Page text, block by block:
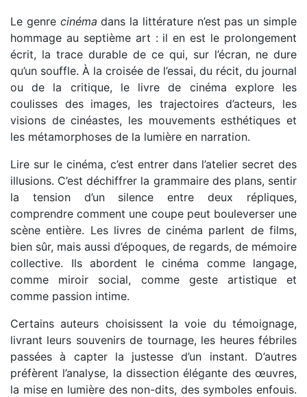
Le genre cinéma dans la littérature n’est pas un simple
hommage au septième art : il en est le prolongement
écrit, la trace durable de ce qui, sur l’écran, ne dure
qu’un souffle. À la croisée de l’essai, du récit, du journal
ou de la critique, le livre de cinéma explore les
coulisses des images, les trajectoires d’acteurs, les
visions de cinéastes, les mouvements esthétiques et
les métamorphoses de la lumière en narration.
Lire sur le cinéma, c’est entrer dans l’atelier secret des
illusions. C’est déchiffrer la grammaire des plans, sentir
la tension d’un silence entre deux répliques,
comprendre comment une coupe peut bouleverser une
scène entière. Les livres de cinéma parlent de films,
bien sûr, mais aussi d’époques, de regards, de mémoire
collective. Ils abordent le cinéma comme langage,
comme miroir social, comme geste artistique et
comme passion intime.
Certains auteurs choisissent la voie du témoignage,
livrant leurs souvenirs de tournage, les heures fébriles
passées à capter la justesse d’un instant. D’autres
préfèrent l’analyse, la dissection élégante des œuvres,
la mise en lumière des non-dits, des symboles enfouis.